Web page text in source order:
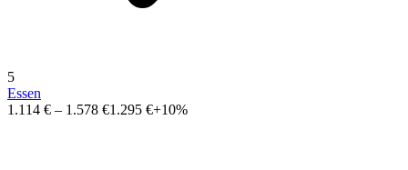
5
Essen
1.114 € – 1.578 €1.295 €+10%